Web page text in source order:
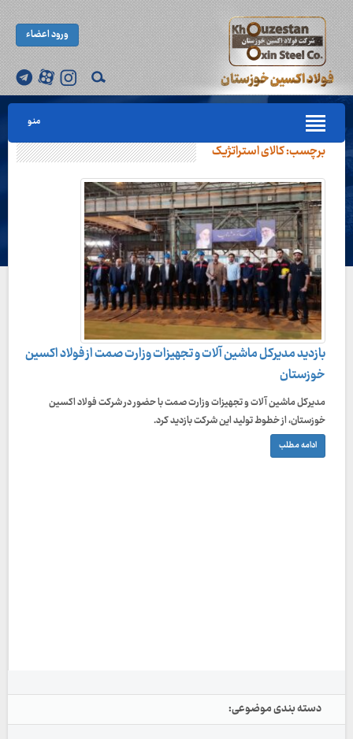
ورود اعضاء
منو
برچسب:کالای استراتژیک
بازدید مدیرکل ماشین آلات و تجهیزات وزارت صمت از فولاد اکسین
خوزستان
مدیرکل ماشین آلات و تجهیزات وزارت صمت با حضور در شرکت فولاد اکسین
خوزستان، از خطوط تولید این شرکت بازدید کرد.
ادامه مطلب
دسته بندی موضوعی: